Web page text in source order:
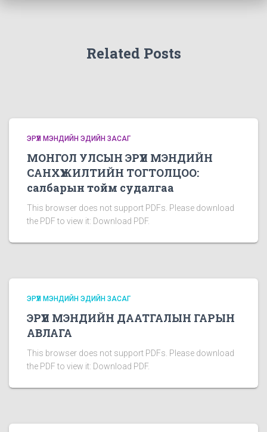
Related Posts
ЭРҮҮЛ МЭНДИЙН ЭДИЙН ЗАСАГ
МОНГОЛ УЛСЫН ЭРҮҮЛ МЭНДИЙН
САНХҮҮЖИЛТИЙН ТОГТОЛЦОО:
салбарын тойм судалгаа
This browser does not support PDFs. Please download
the PDF to view it: Download PDF.
ЭРҮҮЛ МЭНДИЙН ЭДИЙН ЗАСАГ
ЭРҮҮЛ МЭНДИЙН ДААТГАЛЫН ГАРЫН
АВЛАГА
This browser does not support PDFs. Please download
the PDF to view it: Download PDF.